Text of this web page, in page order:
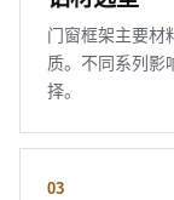
门窗框架主要材
质。不同系列影
择。
03